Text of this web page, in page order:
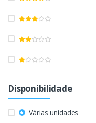
Disponibilidade
Várias unidades